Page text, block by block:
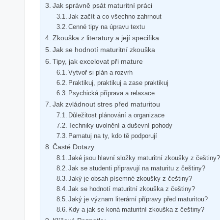
Jak správně psát maturitní práci
Jak začít a co všechno zahrnout
Cenné tipy na úpravu textu
Zkouška z literatury a její specifika
Jak se hodnotí maturitní zkouška
Tipy, jak excelovat při mature
Vytvoř si plán a rozvrh
Praktikuj, praktikuj a zase praktikuj
Psychická příprava a relaxace
Jak zvládnout stres před maturitou
Důležitost plánování a organizace
Techniky uvolnění a duševní pohody
Pamatuj na ty, kdo tě podporují
Časté Dotazy
Jaké jsou hlavní složky maturitní zkoušky z češtiny?
Jak se studenti připravují na maturitu z češtiny?
Jaký je obsah písemné zkoušky z češtiny?
Jak se hodnotí maturitní zkouška z češtiny?
Jaký je význam literární přípravy před maturitou?
Kdy a jak se koná maturitní zkouška z češtiny?